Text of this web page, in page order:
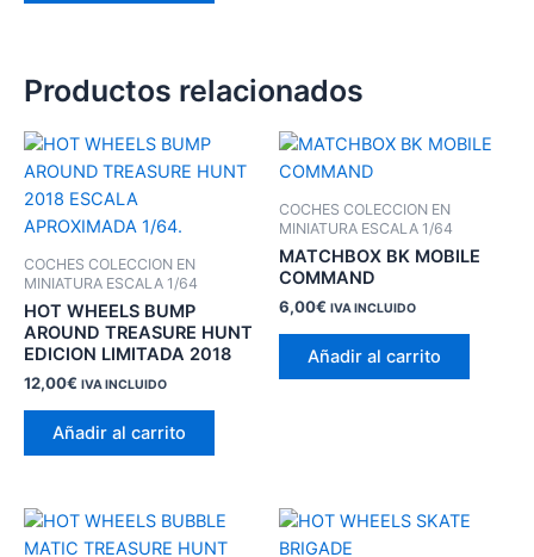
Productos relacionados
COCHES COLECCION EN
MINIATURA ESCALA 1/64
HOT WHEELS BUMP
AROUND TREASURE HUNT
EDICION LIMITADA 2018
12,00€ IVA INCLUIDO
Añadir al carrito
COCHES COLECCION EN
MINIATURA ESCALA 1/64
MATCHBOX BK MOBILE
COMMAND
6,00€ IVA INCLUIDO
Añadir al carrito